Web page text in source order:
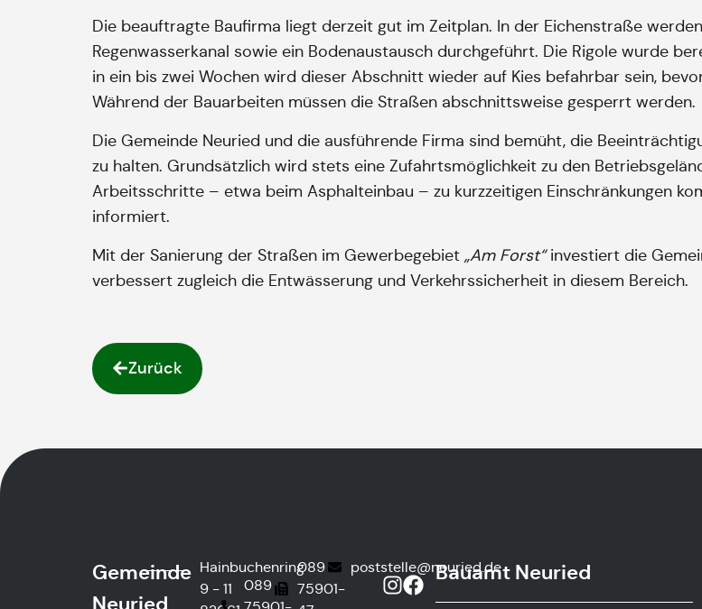
Die beauftragte Baufirma liegt derzeit gut im Zeitplan. In der Eichenstraße
Regenwasserkanal sowie ein Bodenaustausch durchgeführt. Die Rigole wurde
in ein bis zwei Wochen wird dieser Abschnitt wieder auf Kies befahrbar sein,
Während der Bauarbeiten müssen die Straßen abschnittsweise gesperrt werden.
Die Gemeinde Neuried und die ausführende Firma sind bemüht, die
zu halten. Grundsätzlich wird stets eine Zufahrtsmöglichkeit zu den
Arbeitsschritte – etwa beim Asphalteinbau – zu kurzzeitigen Einschränkungen
informiert.
Mit der Sanierung der Straßen im Gewerbegebiet „Am Forst“investiert die
verbessert zugleich die Entwässerung und Verkehrssicherheit in diesem Bereich.
Zurück
Gemeinde
Neuried
Hainbuchenring
9 - 11
089
089
75901-
poststelle@neuried.deBauamt Neuried